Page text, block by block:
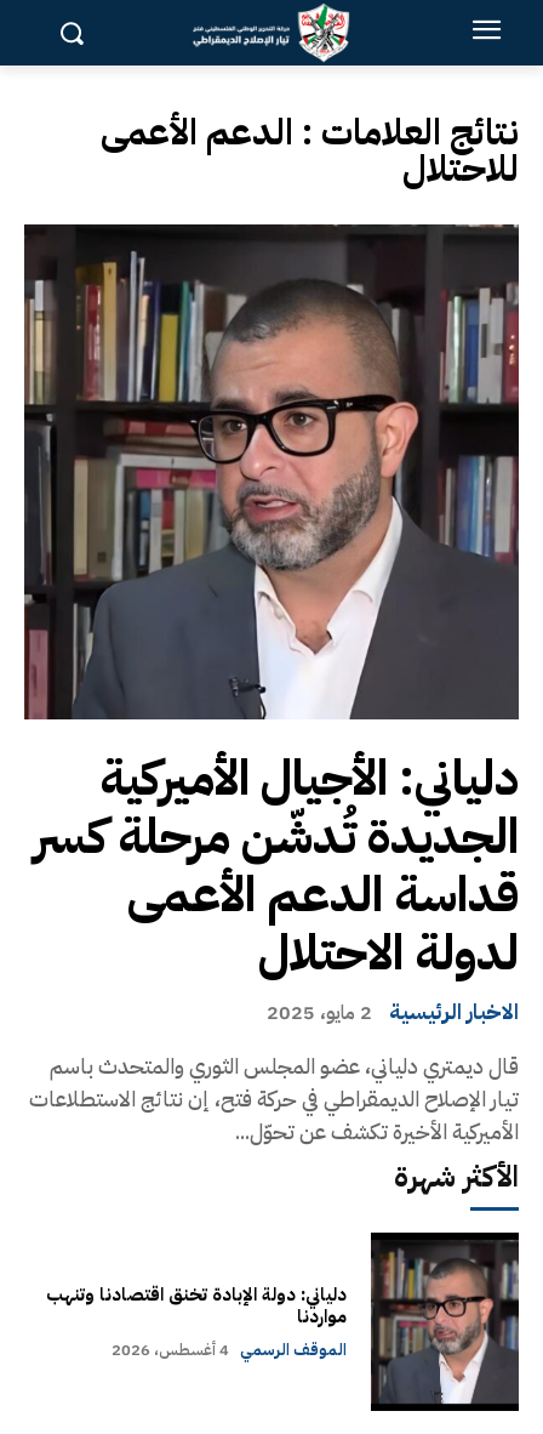
نتائج العلامات : الدعم الأعمى
للاحتلال
دلياني: الأجيال الأميركية
الجديدة تُدشّن مرحلة كسر
قداسة الدعم الأعمى
لدولة الاحتلال
الاخبار الرئيسية 2 مايو، 2025
قال ديمتري دلياني، عضو المجلس الثوري والمتحدث باسم
تيار الإصلاح الديمقراطي في حركة فتح، إن نتائج الاستطلاعات
الأميركية الأخيرة تكشف عن تحوّل...
الأكثر شهرة
دلياني: دولة الإبادة تخنق اقتصادنا وتنهب
مواردنا
الموقف الرسمي 4 أغسطس، 2026